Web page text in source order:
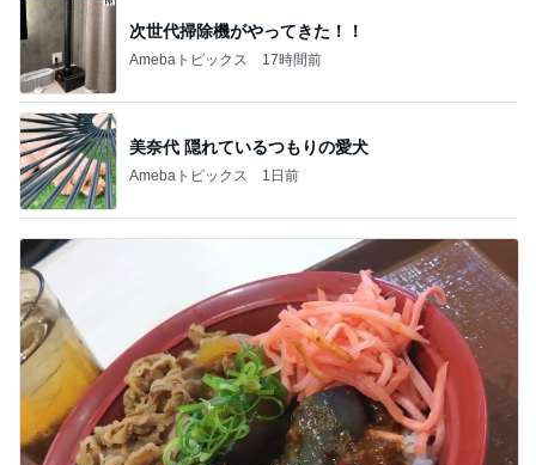
次世代掃除機がやってきた！！
Amebaトピックス 17時間前
美奈代 隠れているつもりの愛犬
Amebaトピックス 1日前